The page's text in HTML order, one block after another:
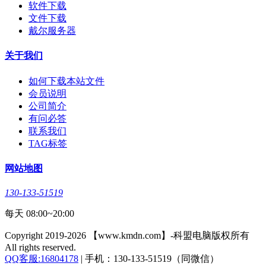
软件下载
文件下载
戴尔服务器
关于我们
如何下载本站文件
会员说明
公司简介
有问必答
联系我们
TAG标签
网站地图
130-133-51519
每天 08:00~20:00
Copyright 2019-2026 【www.kmdn.com】-科盟电脑版权所有
All rights reserved.
QQ客服:16804178 | 手机：130-133-51519（同微信）